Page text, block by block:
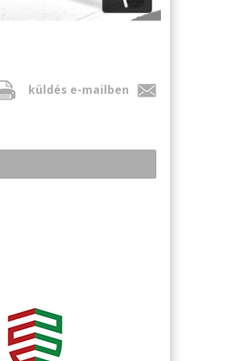
küldés e-mailben